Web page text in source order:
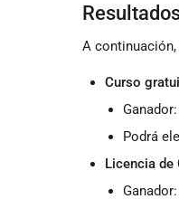
A
Curso
Ganador:
Podrá
Licencia de
Ganador: